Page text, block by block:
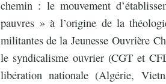
chemin : le mouvement
pauvres » à l’origine de la
militantes de la Jeunesse Ouvrière
le syndicalisme ouvrier (CGT et
libération nationale (Algérie,